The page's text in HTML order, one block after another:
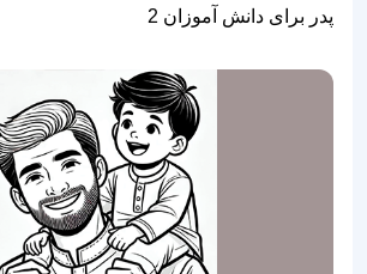
پدر برای دانش آموزان 2